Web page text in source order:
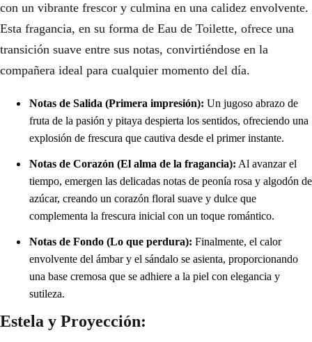
con un vibrante frescor y culmina en una calidez envolvente.
Esta fragancia, en su forma de Eau de Toilette, ofrece una
transición suave entre sus notas, convirtiéndose en la
compañera ideal para cualquier momento del día.
Notas de Salida (Primera impresión): Un jugoso abrazo de
fruta de la pasión y pitaya despierta los sentidos, ofreciendo una
explosión de frescura que cautiva desde el primer instante.
Notas de Corazón (El alma de la fragancia): Al avanzar el
tiempo, emergen las delicadas notas de peonía rosa y algodón de
azúcar, creando un corazón floral suave y dulce que
complementa la frescura inicial con un toque romántico.
Notas de Fondo (Lo que perdura): Finalmente, el calor
envolvente del ámbar y el sándalo se asienta, proporcionando
una base cremosa que se adhiere a la piel con elegancia y
sutileza.
Estela y Proyección: